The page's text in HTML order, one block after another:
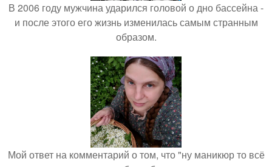
В 2006 году мужчина ударился головой о дно бассейна -
и после этого его жизнь изменилась самым странным
образом.
Мой ответ на комментарий о том, что "ну маникюр то всё